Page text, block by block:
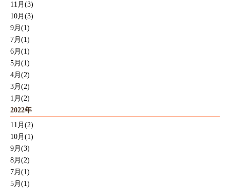
11月(3)
10月(3)
9月(1)
7月(1)
6月(1)
5月(1)
4月(2)
3月(2)
1月(2)
2022年
11月(2)
10月(1)
9月(3)
8月(2)
7月(1)
5月(1)